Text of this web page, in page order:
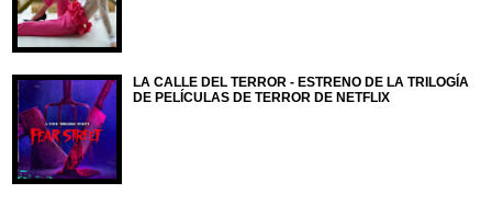
LA CALLE DEL TERROR - ESTRENO DE LA TRILOGÍA
DE PELÍCULAS DE TERROR DE NETFLIX